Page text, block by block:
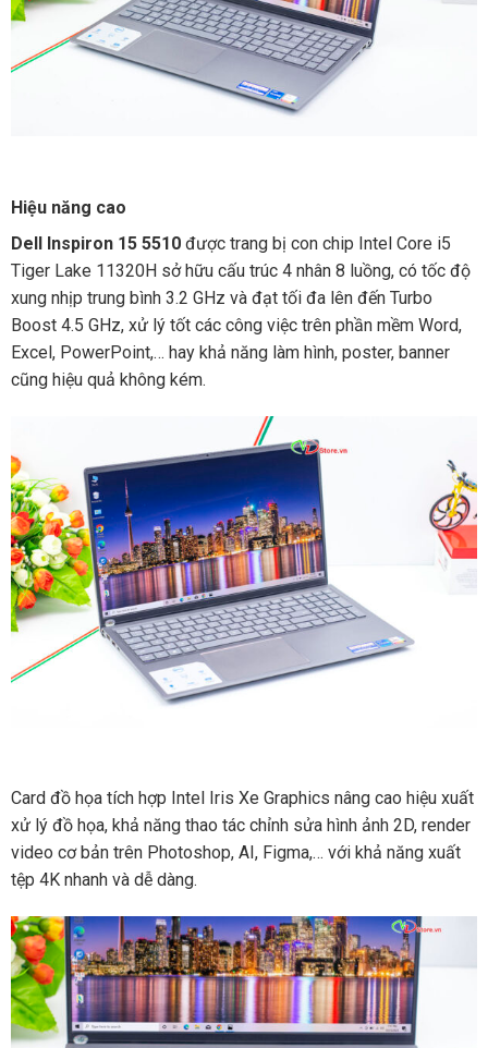
Hiệu năng cao
Dell Inspiron 15 5510được trang bị con chip Intel Core i5
Tiger Lake 11320H sở hữu cấu trúc 4 nhân 8 luồng, có tốc độ
xung nhịp trung bình 3.2 GHz và đạt tối đa lên đến Turbo
Boost 4.5 GHz, xử lý tốt các công việc trên phần mềm Word,
Excel, PowerPoint,… hay khả năng làm hình, poster, banner
cũng hiệu quả không kém.
Card đồ họa tích hợp Intel Iris Xe Graphics nâng cao hiệu xuất
xử lý đồ họa, khả năng thao tác chỉnh sửa hình ảnh 2D, render
video cơ bản trên Photoshop, AI, Figma,… với khả năng xuất
tệp 4K nhanh và dễ dàng.